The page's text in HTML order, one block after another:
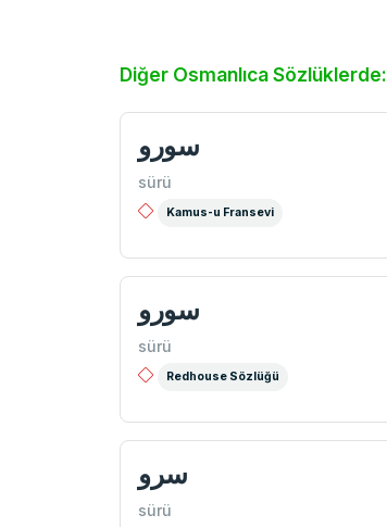
Diğer Osmanlıca Sözlüklerde:
سورو
sürü
Kamus-u Fransevi
سورو
sürü
Redhouse Sözlüğü
سرو
sürü